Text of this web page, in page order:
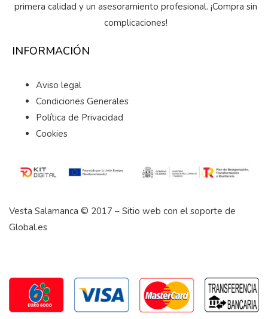
primera calidad y un asesoramiento profesional. ¡Compra sin
complicaciones!
INFORMACIÓN
Aviso legal
Condiciones Generales
Política de Privacidad
Cookies
Vesta Salamanca © 2017 – Sitio web con el soporte de
Global.es